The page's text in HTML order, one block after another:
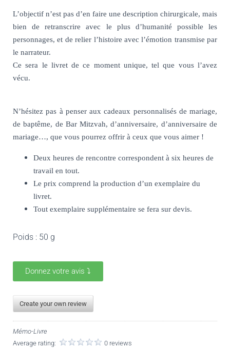
L’objectif n’est pas d’en faire une description chirurgicale, mais
biende retranscrire avec le plus d’humanité possible les
personnages, et de relier l’histoire avec l’émotion transmise par
le narrateur.
Ce sera le livret de ce moment unique,tel que vous l’avez
vécu.
N’hésitez pas à penser aux cadeaux personnalisésde mariage,
de baptême, de Bar Mitzvah, d’anniversaire, d’anniversaire de
mariage…, que vous pourrez offrir à ceux que vous aimer !
Deux heures de rencontre correspondent à six heures de
travail en tout.
Le prix comprend la production d’un exemplaire du
livret.
Tout exemplaire supplémentaire se fera sur devis.
Poids : 50 g
Donnez votre avis ⤵️
Create your own review
Mémo-Livre
Average rating:
0 reviews